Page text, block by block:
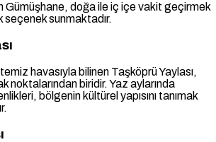
Gümüşhane, doğa ile iç içe vakit geçirmek
sunmaktadır.
havasıyla bilinen Taşköprü Yaylası,
noktalarından biridir. Yaz aylarında
bölgenin kültürel yapısını tanımak